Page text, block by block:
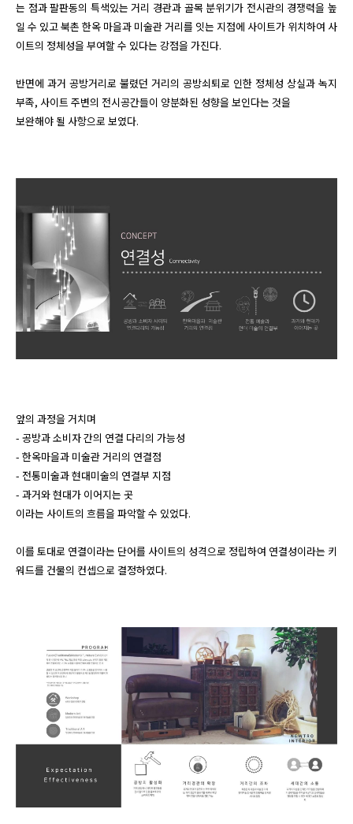
는 점과 팔판동의 특색있는 거리 경관과 골목 분위기가 전시관의 경쟁력을 높
일 수 있고 북촌 한옥 마을과 미술관 거리를 잇는 지점에 사이트가 위치하여 사
이트의 정체성을 부여할 수 있다는 강점을 가진다.
반면에 과거 공방거리로 불렸던 거리의 공방쇠퇴로 인한 정체성 상실과 녹지
부족, 사이트 주변의 전시공간들이 양분화된 성향을 보인다는 것을
보완해야 될 사항으로 보였다.
앞의 과정을 거치며
- 공방과 소비자 간의 연결 다리의 가능성
- 한옥마을과 미술관 거리의 연결점
- 전통미술과 현대미술의 연결부 지점
- 과거와 현대가 이어지는 곳
이라는 사이트의 흐름을 파악할 수 있었다.
이를 토대로 연결이라는 단어를 사이트의 성격으로 정립하여 연결성이라는 키